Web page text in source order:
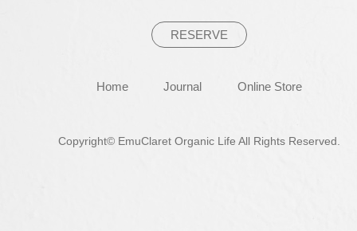
RESERVE
Home Journal Online Store
Copyright© EmuClaret Organic Life All Rights Reserved.